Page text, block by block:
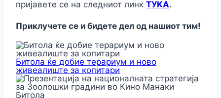
пријавете се на следниот линк ТУКА.
Приклучете се и бидете дел од нашиот тим!
Битола ќе добие терариум и ново
живеалиште за копитари